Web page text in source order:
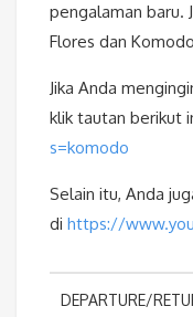
pengalaman baru.
Flores dan
Jika Anda
klik tautan berikut
s=komodo
Selain itu, Anda
di https://
DEPARTURE/